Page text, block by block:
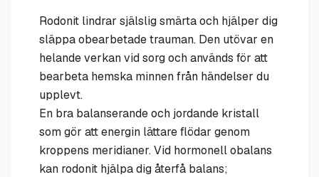
Rodonit lindrar själslig smärta och hjälper dig
släppa obearbetade trauman. Den utövar en
helande verkan vid sorg och används för att
bearbeta hemska minnen från händelser du
upplevt.
En bra balanserande och jordande kristall
som gör att energin lättare flödar genom
kroppens meridianer. Vid hormonell obalans
kan rodonit hjälpa dig återfå balans;